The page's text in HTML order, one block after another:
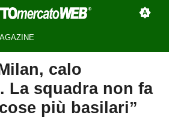
calo
La squadra non fa
più basilari”